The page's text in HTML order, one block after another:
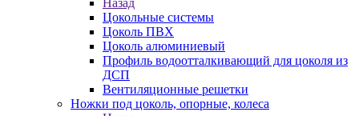
Назад
Цокольные системы
Цоколь ПВХ
Цоколь алюминиевый
Профиль водоотталкивающий для цоколя из
ДСП
Вентиляционные решетки
Ножки под цоколь, опорные, колеса